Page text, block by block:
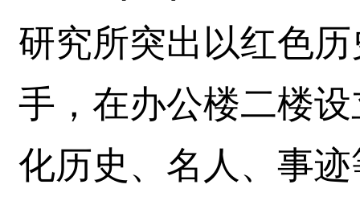
研究所突出以红色
手，在办公楼二楼
化历史、名人、事